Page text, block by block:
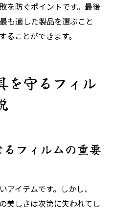
を防ぐポイントです。最後
も適した製品を選ぶこと
ることができます。
を守るフィル
フィルムの重要
イテムです。しかし、
美しさは次第に失われてし